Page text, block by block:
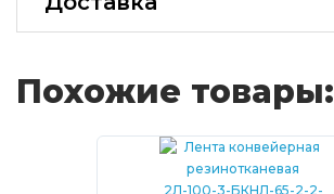
Похожие товары: